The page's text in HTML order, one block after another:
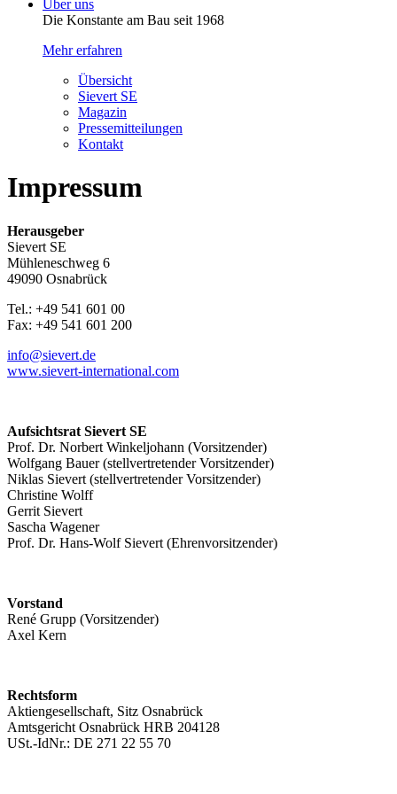
Über uns
Die Konstante am Bau seit 1968
Mehr erfahren
Übersicht
Sievert SE
Magazin
Pressemitteilungen
Kontakt
Impressum
Herausgeber
Sievert SE
Mühleneschweg 6
49090 Osnabrück
Tel.: +49 541 601 00
Fax: +49 541 601 200
info@sievert.de
www.sievert-international.com
Aufsichtsrat Sievert SE
Prof. Dr. Norbert Winkeljohann (Vorsitzender)
Wolfgang Bauer (stellvertretender Vorsitzender)
Niklas Sievert (stellvertretender Vorsitzender)
Christine Wolff
Gerrit Sievert
Sascha Wagener
Prof. Dr. Hans-Wolf Sievert (Ehrenvorsitzender)
Vorstand
René Grupp (Vorsitzender)
Axel Kern
Rechtsform
Aktiengesellschaft, Sitz Osnabrück
Amtsgericht Osnabrück HRB 204128
USt.-IdNr.: DE 271 22 55 70